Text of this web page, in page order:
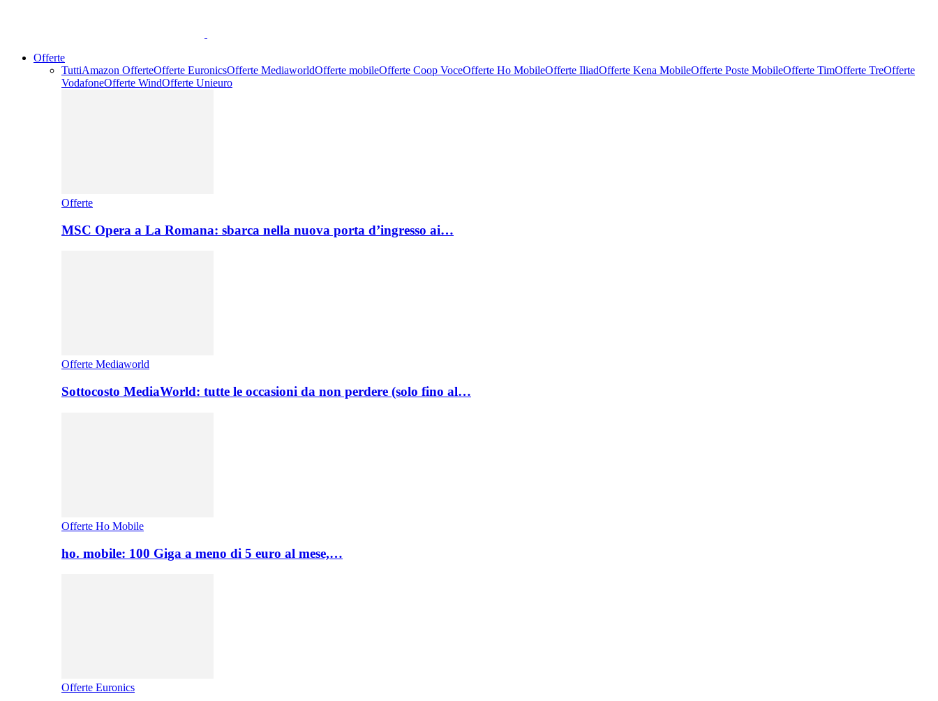
Offerte
TuttiAmazon OfferteOfferte EuronicsOfferte MediaworldOfferte mobileOfferte Coop VoceOfferte Ho MobileOfferte IliadOfferte Kena MobileOfferte Poste MobileOfferte TimOfferte TreOfferte
VodafoneOfferte WindOfferte Unieuro
Offerte
MSC Opera a La Romana: sbarca nella nuova porta d’ingresso ai…
Offerte Mediaworld
Sottocosto MediaWorld: tutte le occasioni da non perdere (solo fino al…
Offerte Ho Mobile
ho. mobile: 100 Giga a meno di 5 euro al mese,…
Offerte Euronics